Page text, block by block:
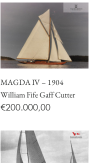
MAGDA IV – 1904
William Fife Gaff Cutter
€200.000,00